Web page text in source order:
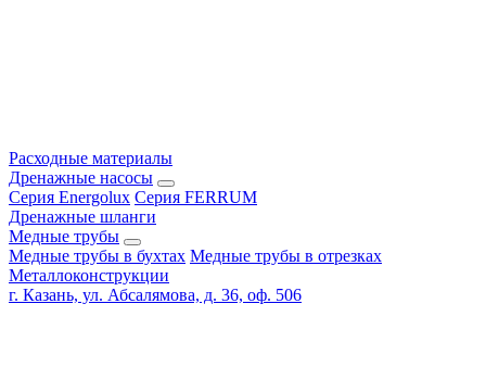
Расходные материалы
Дренажные насосы
Серия Energolux Серия FERRUM
Дренажные шланги
Медные трубы
Медные трубы в бухтах Медные трубы в отрезках
Металлоконструкции
г. Казань, ул. Абсалямова, д. 36, оф. 506